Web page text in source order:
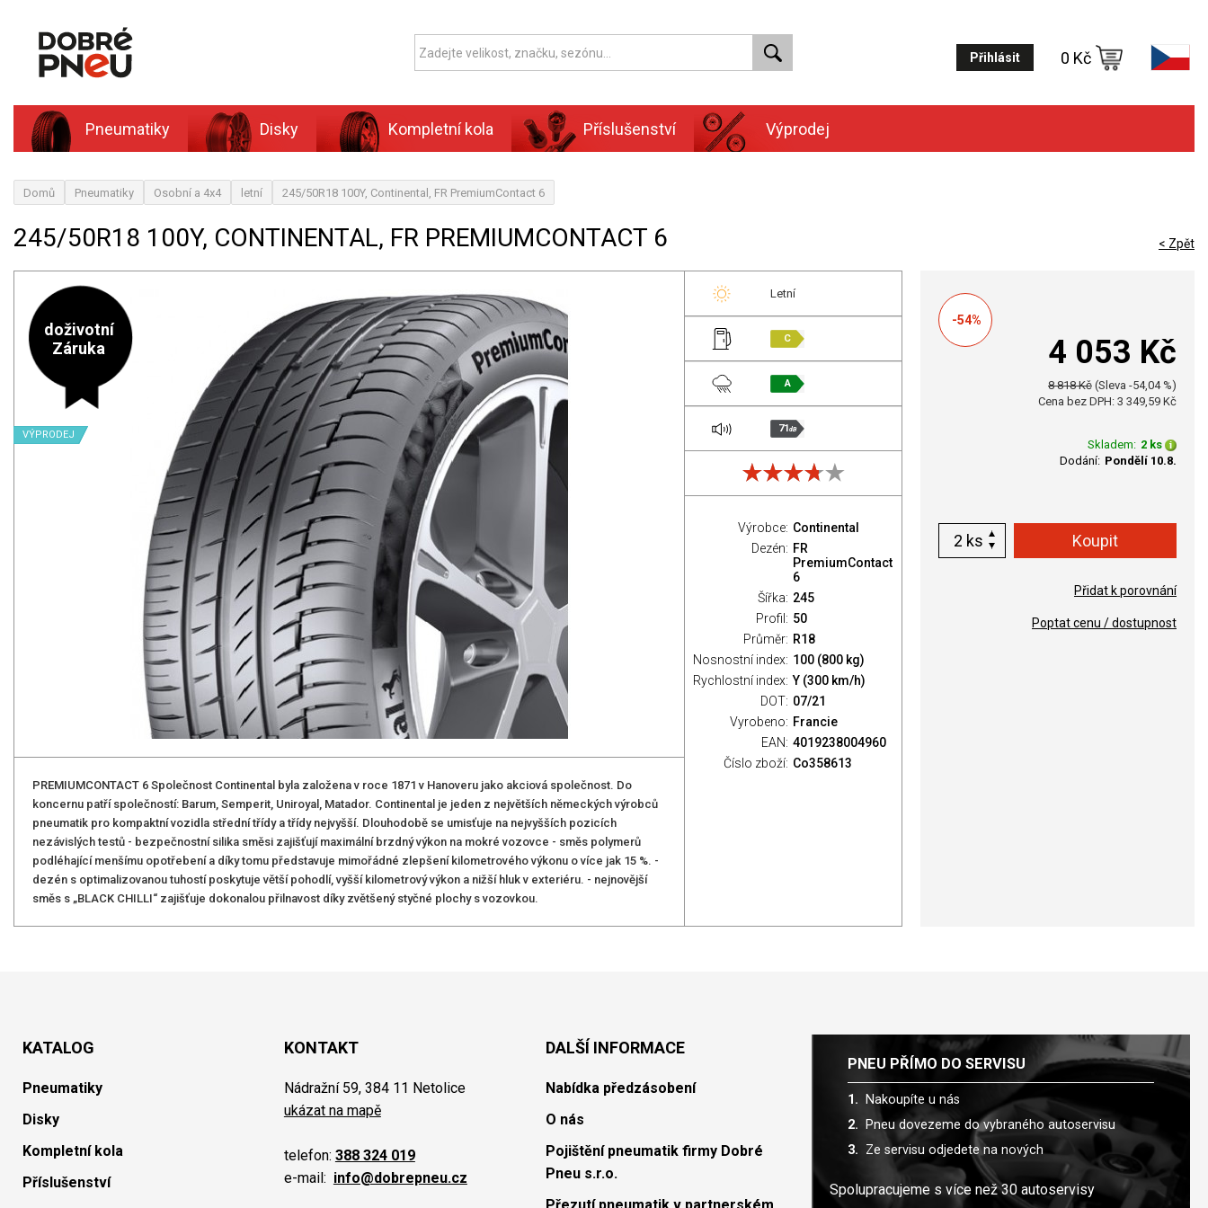
Přihlásit 0 Kč
Pneumatiky Disky Kompletní kola Příslušenství Výprodej
Domů Pneumatiky Osobní a 4x4 letní 245/50R18 100Y, Continental, FR PremiumContact 6
245/50R18 100Y, CONTINENTAL, FR PREMIUMCONTACT 6 < Zpět
doživotní
Záruka
VÝPRODEJ
PREMIUMCONTACT 6 Společnost Continental byla založena v roce 1871 v Hanoveru jako akciová společnost. Do
koncernu patří společností: Barum, Semperit, Uniroyal, Matador. Continental je jeden z největších německých výrobců
pneumatik pro kompaktní vozidla střední třídy a třídy nejvyšší. Dlouhodobě se umisťuje na nejvyšších pozicích
nezávislých testů - bezpečnostní silika směsi zajišťují maximální brzdný výkon na mokré vozovce - směs polymerů
podléhající menšímu opotřebení a díky tomu představuje mimořádné zlepšení kilometrového výkonu o více jak 15 %. -
dezén s optimalizovanou tuhostí poskytuje větší pohodlí, vyšší kilometrový výkon a nižší hluk v exteriéru. - nejnovější
směs s „BLACK CHILLI“ zajišťuje dokonalou přilnavost díky zvětšený styčné plochy s vozovkou.
Letní
C
A
71dB
Výrobce: Continental
Dezén: FR
PremiumContact
6
Šířka: 245
Profil: 50
Průměr: R18
Nosnostní index: 100 (800 kg)
Rychlostní index: Y (300 km/h)
DOT: 07/21
Vyrobeno: Francie
EAN: 4019238004960
Číslo zboží: Co358613
-54%
4 053 Kč
8 818 Kč (Sleva -54,04 %)
Cena bez DPH: 3 349,59 Kč
Skladem: 2 ks
Dodání: Pondělí 10.8.
ks
Přidat k porovnání
Poptat cenu / dostupnost
KATALOG
Pneumatiky
Disky
Kompletní kola
Příslušenství
KONTAKT
Nádražní 59, 384 11 Netolice
ukázat na mapě
telefon: 388 324 019
e-mail: info@dobrepneu.cz
DALŠÍ INFORMACE
Nabídka předzásobení
O nás
Pojištění pneumatik firmy Dobré
Pneu s.r.o.
PNEU PŘÍMO DO SERVISU
Nakoupíte u nás
Pneu dovezeme do vybraného autoservisu
Ze servisu odjedete na nových
Spolupracujeme s více než 30 autoservisy